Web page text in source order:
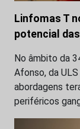
Linfomas T
potencial
No âmbito da
Afonso, da
abordagens
periféricos